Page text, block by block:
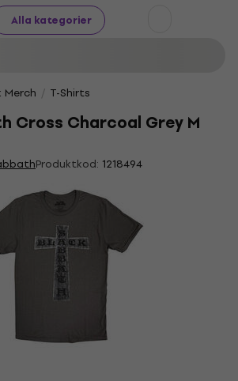
Alla kategorier
Merch T-Shirts
Cross Charcoal Grey M
Produktkod: 1218494